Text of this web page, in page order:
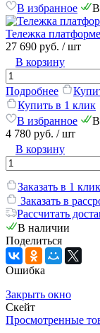
В избранное
Тележка
27 690 руб. / шт
В корзину
Подробнее
Купить в 1 клик
В избранное
4 780 руб. / шт
В корзину
Заказать в 1 клик
Заказать в
Рассчитать
В наличии
Поделиться
Ошибка
Закрыть окно
Скейт
Просмотренные